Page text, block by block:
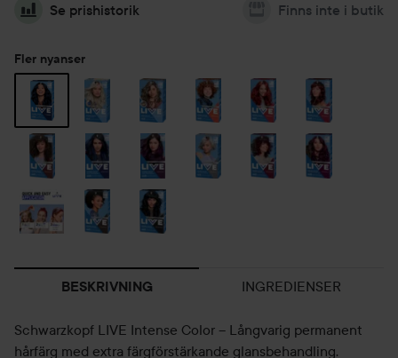
Se prishistorik Finns inte i butik
Fler nyanser
BESKRIVNING INGREDIENSER
Schwarzkopf LIVE Intense Color – Långvarig permanent
hårfärg med extra färgförstärkande glansbehandling.